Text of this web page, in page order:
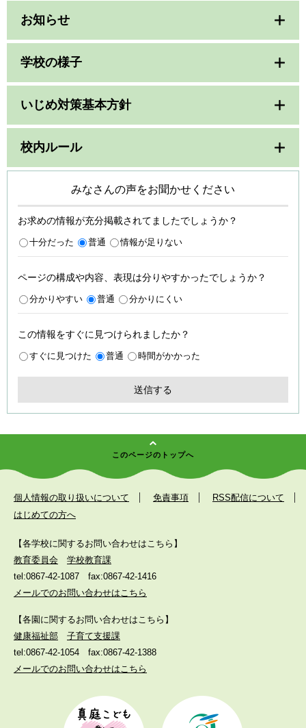
お知らせ
学校の様子
いじめ対策基本方針
校内ルール
みなさんの声をお聞かせください
お求めの情報が充分掲載されてましたでしょうか？
十分だった 普通 情報が足りない
ページの構成や内容、表現は分りやすかったでしょうか？
分かりやすい 普通 分かりにくい
この情報をすぐに見つけられましたか？
すぐに見つけた 普通 時間がかかった
このページのトップへ
個人情報の取り扱いについて 免責事項
RSS配信について
はじめての方へ
【各学校に関するお問い合わせはこちら】
教育委員会
学校教育課
tel:0867-42-1087
fax:0867-42-1416
メールでのお問い合わせはこちら
【各園に関するお問い合わせはこちら】
健康福祉部
子育て支援課
tel:0867-42-1054
fax:0867-42-1388
メールでのお問い合わせはこちら